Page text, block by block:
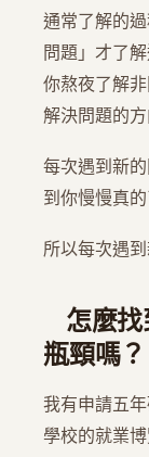
通常了解的
問題」才了
你熬夜了解
解決問題的
每次遇到新
到你慢慢真
所以每次遇
怎麼
瓶頸嗎？
我有申請五
學校的就業